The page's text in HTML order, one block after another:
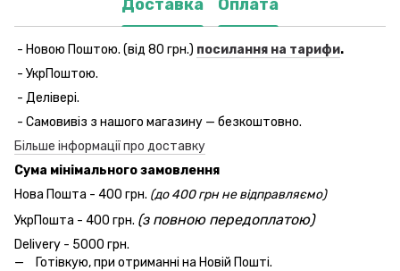
Доставка Оплата
- Новою Поштою. (від 80 грн.) посилання на тарифи.
- УкрПоштою.
- Делівері.
- Самовивіз з нашого магазину — безкоштовно.
Більше інформації про доставку
Сума мінімального замовлення
Нова Пошта - 400 грн. (до 400 грн не відправляємо)
УкрПошта - 400 грн. (з повною передоплатою)
Delivery - 5000 грн.
Готівкую, при отриманні на Новій Пошті.